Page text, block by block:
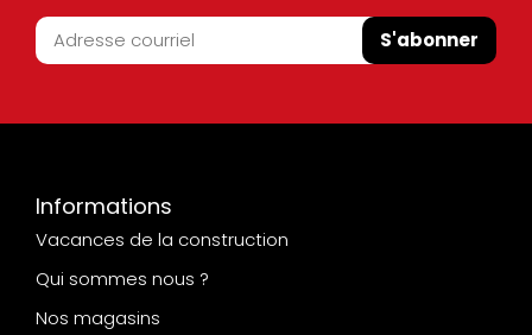
S'abonner
Informations
Vacances de la construction
Qui sommes nous ?
Nos magasins